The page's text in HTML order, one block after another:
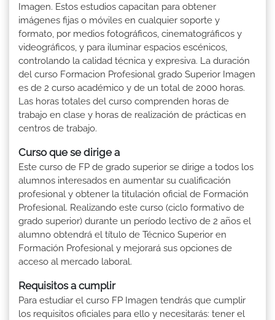
Imagen. Estos estudios capacitan para obtener
imágenes fijas o móviles en cualquier soporte y
formato, por medios fotográficos, cinematográficos y
videográficos, y para iluminar espacios escénicos,
controlando la calidad técnica y expresiva. La duración
del curso Formacion Profesional grado Superior Imagen
es de 2 curso académico y de un total de 2000 horas.
Las horas totales del curso comprenden horas de
trabajo en clase y horas de realización de prácticas en
centros de trabajo.
Curso que se dirige a
Este curso de FP de grado superior se dirige a todos los
alumnos interesados en aumentar su cualificación
profesional y obtener la titulación oficial de Formación
Profesional. Realizando este curso (ciclo formativo de
grado superior) durante un período lectivo de 2 años el
alumno obtendrá el título de Técnico Superior en
Formación Profesional y mejorará sus opciones de
acceso al mercado laboral.
Requisitos a cumplir
Para estudiar el curso FP Imagen tendrás que cumplir
los requisitos oficiales para ello y necesitarás: tener el